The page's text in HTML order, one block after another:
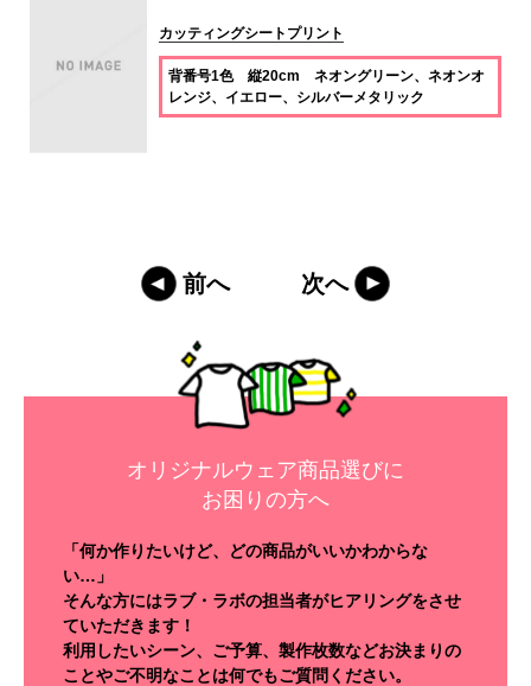
カッティングシートプリント
背番号1色 縦20cm ネオングリーン、ネオンオ
レンジ、イエロー、シルバーメタリック
前へ 次へ
オリジナルウェア商品選びに
お困りの方へ
「何か作りたいけど、どの商品がいいかわからな
い…」
そんな方にはラブ・ラボの担当者がヒアリングをさせ
ていただきます！
利用したいシーン、ご予算、製作枚数などお決まりの
ことやご不明なことは何でもご質問ください。